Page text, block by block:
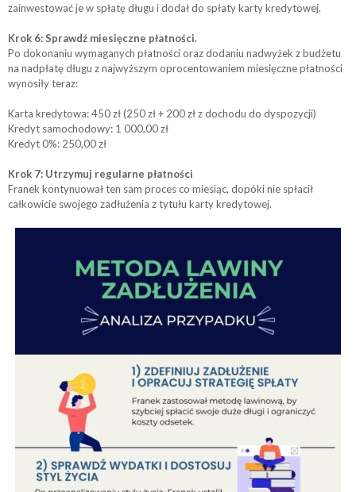
zainwestować je w spłatę długu i dodał do spłaty karty kredytowej.
Krok 6: Sprawdź miesięczne płatności.
Po dokonaniu wymaganych płatności oraz dodaniu nadwyżek z budżetu
na nadpłatę długu z najwyższym oprocentowaniem miesięczne płatności
wynosiły teraz:
Karta kredytowa: 450 zł (250 zł + 200 zł z dochodu do dyspozycji)
Kredyt samochodowy: 1 000,00 zł
Kredyt 0%: 250,00 zł
Krok 7: Utrzymuj regularne płatności
Franek kontynuował ten sam proces co miesiąc, dopóki nie spłacił
całkowicie swojego zadłużenia z tytułu karty kredytowej.